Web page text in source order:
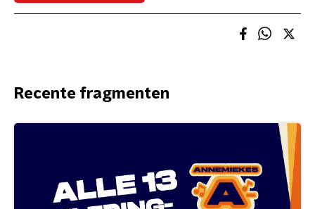
Recente fragmenten